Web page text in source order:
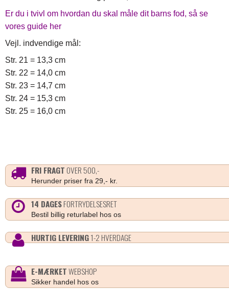
Er du i tvivl om hvordan du skal måle dit barns fod, så se
vores guide her
Vejl. indvendige mål:
Str. 21 = 13,3 cm
Str. 22 = 14,0 cm
Str. 23 = 14,7 cm
Str. 24 = 15,3 cm
Str. 25 = 16,0 cm
FRI FRAGTOVER 500,-
Herunder priser fra 29,- kr.
14 DAGESFORTRYDELSESRET
Bestil billig returlabel hos os
HURTIG LEVERING1-2 HVERDAGE
E-MÆRKETWEBSHOP
Sikker handel hos os